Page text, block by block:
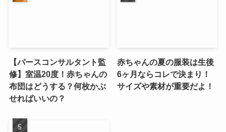
【バースコンサルタント監
修】室温20度！赤ちゃんの
布団はどうする？何枚かぶ
せればいいの？
赤ちゃんの夏の服装は生後
6ヶ月ならコレで決まり！
サイズや素材が重要だよ！